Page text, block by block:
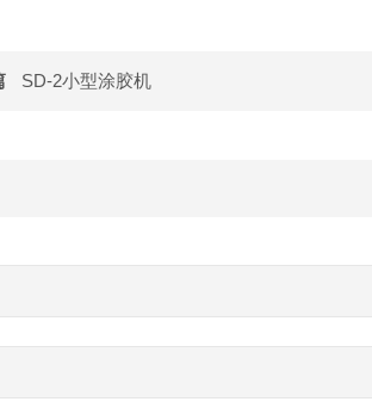
SD-2小型涂胶机